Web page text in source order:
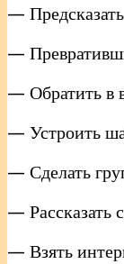
—
—
— Обратить в
— Устроить
— Сделать
— Рассказать
— Взять